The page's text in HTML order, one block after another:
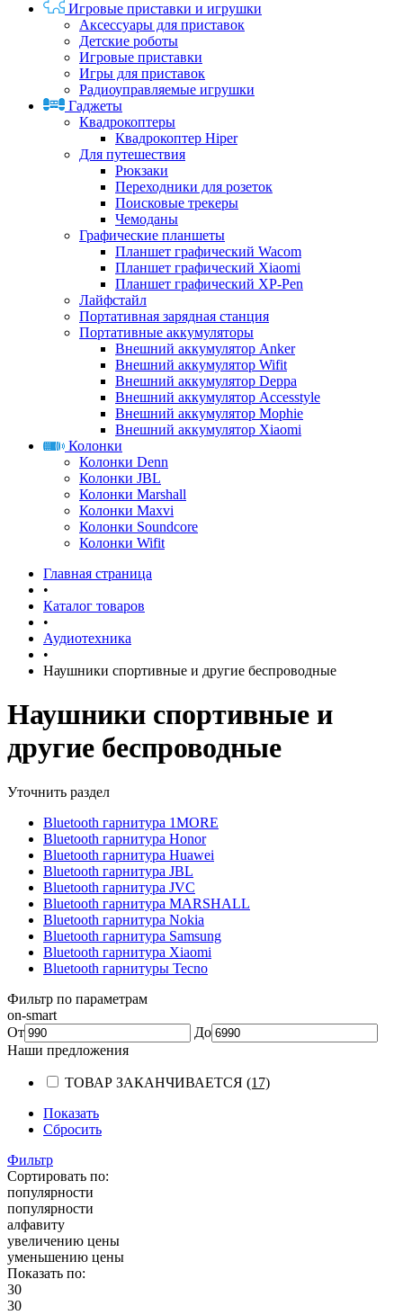
Игровые приставки и игрушки
Аксессуары для приставок
Детские роботы
Игровые приставки
Игры для приставок
Радиоуправляемые игрушки
Гаджеты
Квадрокоптеры
Квадрокоптер Hiper
Для путешествия
Рюкзаки
Переходники для розеток
Поисковые трекеры
Чемоданы
Графические планшеты
Планшет графический Wacom
Планшет графический Xiaomi
Планшет графический XP-Pen
Лайфстайл
Портативная зарядная станция
Портативные аккумуляторы
Внешний аккумулятор Anker
Внешний аккумулятор Wifit
Внешний аккумулятор Deppa
Внешний аккумулятор Accesstyle
Внешний аккумулятор Mophie
Внешний аккумулятор Xiaomi
Колонки
Колонки Denn
Колонки JBL
Колонки Marshall
Колонки Maxvi
Колонки Soundcore
Колонки Wifit
Главная страница
•
Каталог товаров
•
Аудиотехника
•
Наушники спортивные и другие беспроводные
Наушники спортивные и
другие беспроводные
Уточнить раздел
Bluetooth гарнитура 1MORE
Bluetooth гарнитура Honor
Bluetooth гарнитура Huawei
Bluetooth гарнитура JBL
Bluetooth гарнитура JVC
Bluetooth гарнитура MARSHALL
Bluetooth гарнитура Nokia
Bluetooth гарнитура Samsung
Bluetooth гарнитура Xiaomi
Bluetooth гарнитуры Tecno
Фильтр по параметрам
on-smart
От
До
Наши предложения
ТОВАР ЗАКАНЧИВАЕТСЯ (17)
Показать
Сбросить
Фильтр
Сортировать по:
популярности
популярности
алфавиту
увеличению цены
уменьшению цены
Показать по:
30
30